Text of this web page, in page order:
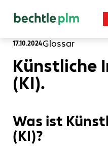
17.10.2024Glossar
Künstliche
(KI).
Was ist
(KI)?